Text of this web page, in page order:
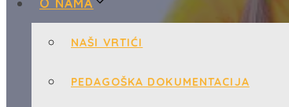
O NAMA
NAŠI VRTIĆI
PEDAGOŠKA DOKUMENTACIJA